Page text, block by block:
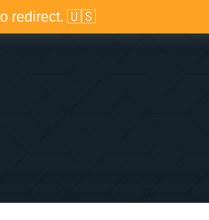
to redirect. 🇺🇸